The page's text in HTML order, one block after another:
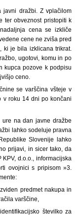
javni dražbi. Z vplačilom
ter obveznost pristopiti k
cena se izkliče
cene ne zviša pred
ki je bila izklicana trikrat.
ugotovi, komu in po
kupca pozove k podpisu
ceno.
se varščina všteje v
v roku 14 dni po končani
na dan javne dražbe
lahko sodeluje pravna
Slovenije lahko
prijavi, in sicer tako, da
d.o.o., informacijska
ovojnici s pripisom »3.
predmet nakupa in
varščine,
številko za